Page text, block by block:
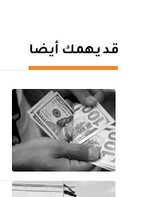
قد يهمك أيضا